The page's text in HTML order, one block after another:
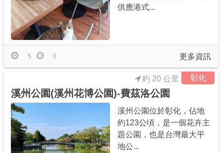
供應港式...
更多資訊
5 0
彰化
溪州公園(溪州花博公園)-費茲洛公園
約 20 公里
溪州公園位於彰化，佔地
約123公頃，是一個花卉主
題公園，也是台灣最大平
地公...